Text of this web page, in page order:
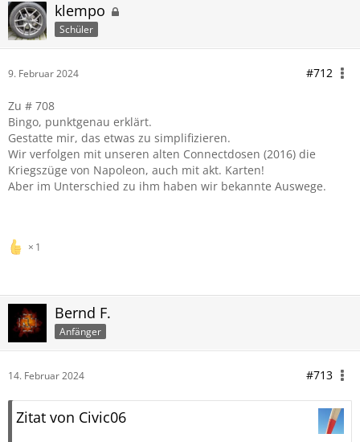
klempo
Schüler
9. Februar 2024 #712
Zu # 708
Bingo, punktgenau erklärt.
Gestatte mir, das etwas zu simplifizieren.
Wir verfolgen mit unseren alten Connectdosen (2016) die
Kriegszüge von Napoleon, auch mit akt. Karten!
Aber im Unterschied zu ihm haben wir bekannte Auswege.
1
Bernd F.
Anfänger
14. Februar 2024 #713
Zitat von Civic06